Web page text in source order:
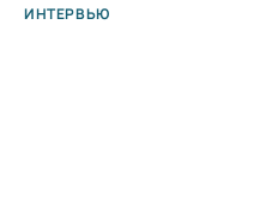
ИНТЕРВЬЮ